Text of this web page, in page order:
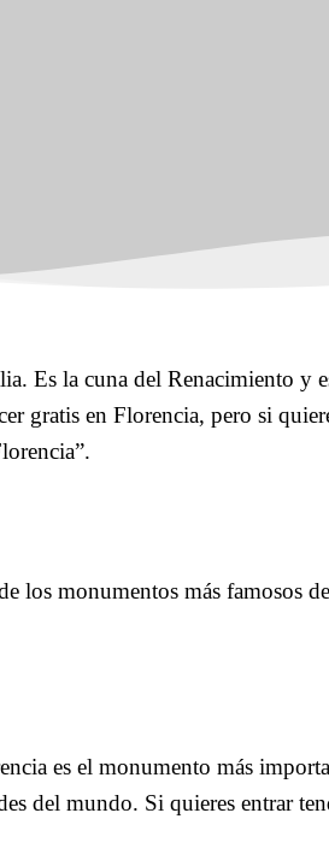
Es la cuna del Renacimiento y
gratis en Florencia, pero si
los monumentos más famosos
es el monumento más
del mundo. Si quieres entrar